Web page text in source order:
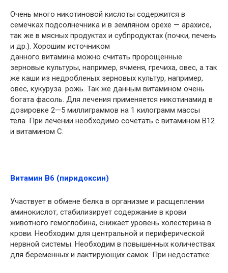
Очень много никотиновой кислоты содержится в
семечках подсолнечника и в земляном орехе — арахисе,
так же в мясных продуктах и субпродуктах (почки, печень
и др.). Хорошим источником
данного витамина можно считать пророщенные
зерновые культуры, например, ячменя, гречиха, овес, а так
же каши из недробленых зерновых культур, например,
овес, кукуруза. рожь. Так же данным витамином очень
богата фасоль. Для лечения применяется никотинамид в
дозировке 2—5 миллиграммов на 1 килограмм массы
тела. При лечении необходимо сочетать с витамином В12
и витамином С.
Витамин В6 (пиридоксин)
Участвует в обмене белка в организме и расщеплении
аминокислот, стабилизирует содержание в крови
животного гемоглобина, снижает уровень холестерина в
крови. Необходим для центральной и периферической
нервной системы. Необходим в повышенных количествах
для беременных и лактирующих самок. При недостатке: